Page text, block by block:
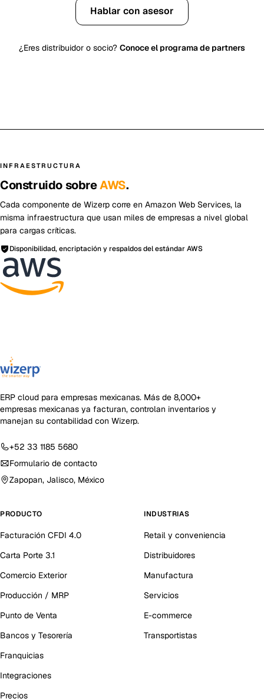
Hablar con asesor
¿Eres distribuidor o socio? Conoce el programa de partners
INFRAESTRUCTURA
Construido sobreAWS.
Cada componente de Wizerp corre en Amazon Web Services, la
misma infraestructura que usan miles de empresas a nivel global
para cargas críticas.
Disponibilidad, encriptación y respaldos del estándar AWS
ERP cloud para empresas mexicanas. Más de 8,000+
empresas mexicanas ya facturan, controlan inventarios y
manejan su contabilidad con Wizerp.
+52 33 1185 5680
Formulario de contacto
Zapopan, Jalisco, México
PRODUCTO
Facturación CFDI 4.0
Carta Porte 3.1
Comercio Exterior
Producción / MRP
Punto de Venta
Bancos y Tesorería
Franquicias
Integraciones
Precios
INDUSTRIAS
Retail y conveniencia
Distribuidores
Manufactura
Servicios
E-commerce
Transportistas